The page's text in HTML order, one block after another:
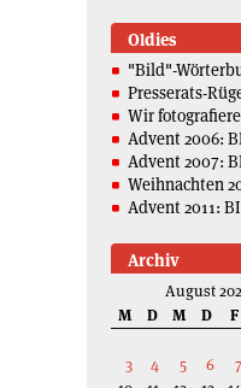
Oldies
"Bild"-
Presserats-
Wir
Advent 2006:
Advent 2007:
Weihnachten
Advent 2011:
Archiv
August
M
D M D F
3
4 5 6 7